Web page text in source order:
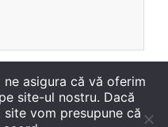
asigura că vă oferim
site-ul nostru. Dacă
vom presupune că